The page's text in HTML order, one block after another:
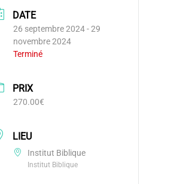
DATE
26 septembre 2024- 29
novembre 2024
Terminé
PRIX
270.00€
LIEU
Institut Biblique
Institut Biblique